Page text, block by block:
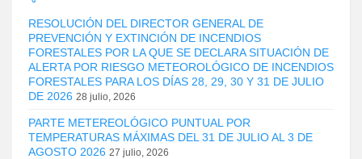
RESOLUCIÓN DEL DIRECTOR GENERAL DE
PREVENCIÓN Y EXTINCIÓN DE INCENDIOS
FORESTALES POR LA QUE SE DECLARA SITUACIÓN DE
ALERTA POR RIESGO METEOROLÓGICO DE INCENDIOS
FORESTALES PARA LOS DÍAS 28, 29, 30 Y 31 DE JULIO
DE 2026 28 julio, 2026
PARTE METEREOLÓGICO PUNTUAL POR
TEMPERATURAS MÁXIMAS DEL 31 DE JULIO AL 3 DE
AGOSTO 2026 27 julio, 2026